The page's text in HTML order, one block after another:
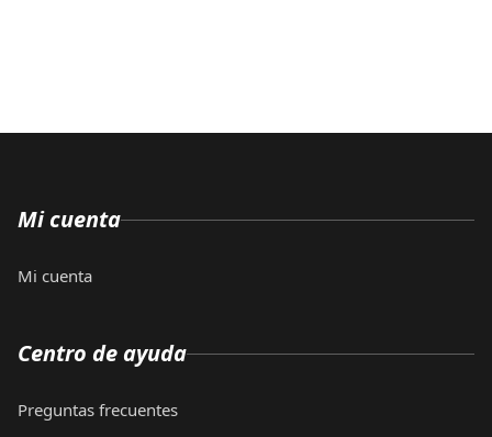
Mi cuenta
Mi cuenta
Centro de ayuda
Preguntas frecuentes